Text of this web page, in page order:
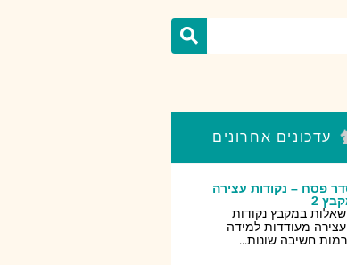
עדכונים אחרונים
פסח – נקודות עצירה
2
במקבץ נקודות
מעודדות למידה
חשיבה שונות...